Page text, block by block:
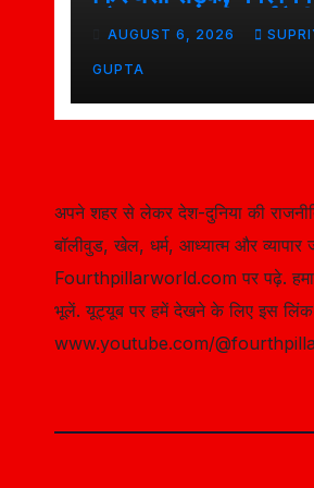
और प्रशासन की कार्यशैली
उठे सवाल, 7 दिन पहले हुई
मरम्मत
AUGUST 6, 2026
GUPTA
अपने शहर से लेकर देश-दुनिया की
बॉलीवुड, खेल, धर्म, आध्यात्म और व्यापार
Fourthpillarworld.com पर पढ़े.
भूलें. यूट्यूब पर हमें देखने के लिए इस
www.youtube.com/